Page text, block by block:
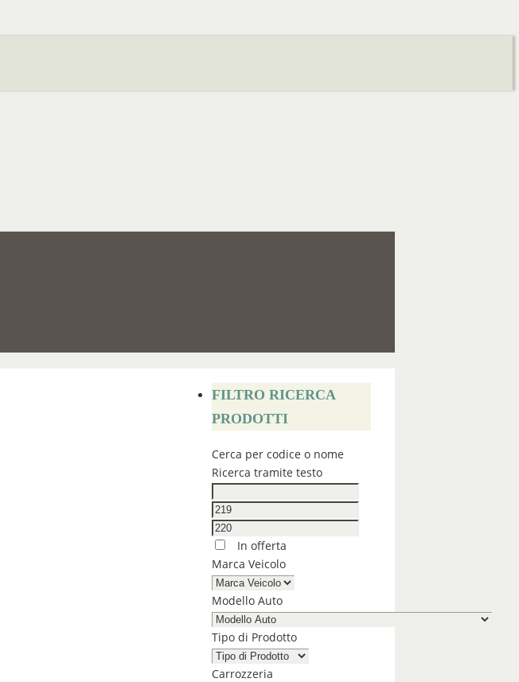
FILTRO RICERCA
PRODOTTI
Cerca per codice o nome
Ricerca tramite testo
In offerta
Marca Veicolo
Modello Auto
Tipo di Prodotto
Carrozzeria